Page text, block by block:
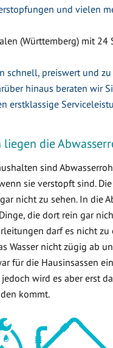
und vielen
(Württemberg) mit 24
schnell, preiswert und zu
hinaus beraten wir
erstklassige
die
sind
sie verstopft sind.
nicht zu sehen. In die
die dort rein gar
darf es nicht zu
Wasser nicht zügig ab
für die Hausinsassen
wird es aber erst
kommt.